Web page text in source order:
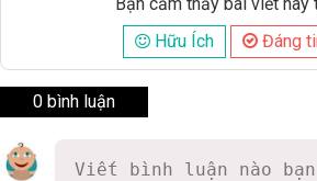
Hữu Ích
Đáng
0 bình luận